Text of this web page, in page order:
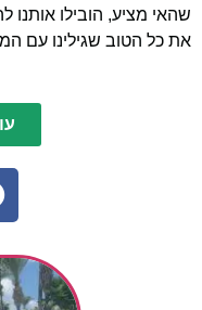
שהאי מציע, הובילו
את כל הטוב שגילינו עם